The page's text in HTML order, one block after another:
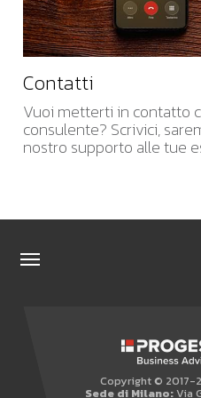
Contatti
Vuoi metterti in contatto
consulente? Scrivici,
nostro supporto alle tue
AREA RISERVATACopyright © 2017-
Sede di Milano:Via